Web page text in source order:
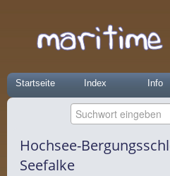
Startseite Index Info
Hochsee-
Seefalke